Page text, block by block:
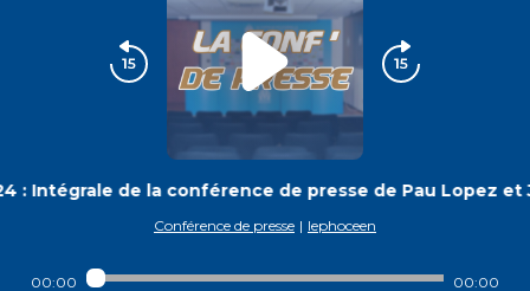
: Intégrale de la conférence de presse de Pau Lopez et
Conférence de presse | lephoceen
00:00 00:00